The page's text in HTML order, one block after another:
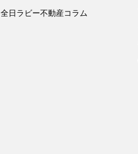
全日ラビー不動産コラム